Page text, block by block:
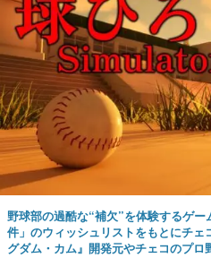
野球部の過酷な“補欠”を体験するゲ
件」のウィッシュリストをもとにチ
グダム・カム』開発元やチェコのプロ